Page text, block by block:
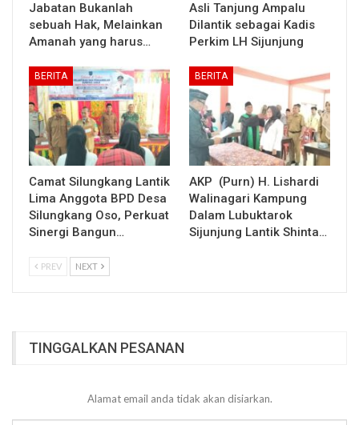
Jabatan Bukanlah
sebuah Hak, Melainkan
Amanah yang harus…
Asli Tanjung Ampalu
Dilantik sebagai Kadis
Perkim LH Sijunjung
BERITA
Camat Silungkang Lantik
Lima Anggota BPD Desa
Silungkang Oso, Perkuat
Sinergi Bangun…
BERITA
AKP (Purn) H. Lishardi
Walinagari Kampung
Dalam Lubuktarok
Sijunjung Lantik Shinta…
PREV NEXT
TINGGALKAN PESANAN
Alamat email anda tidak akan disiarkan.